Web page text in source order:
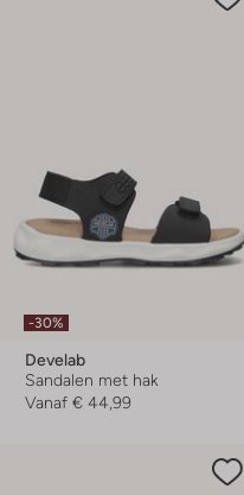
-30%
Develab
Sandalen met hak
Vanaf € 44,99